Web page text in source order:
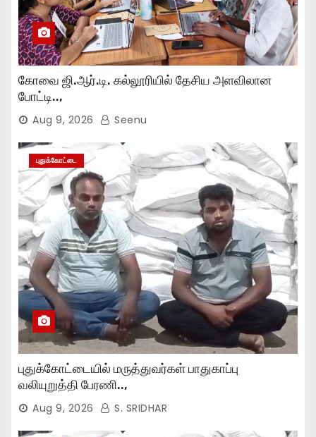
கோவை ஜி.ஆர்.டி. கல்லூரியில் தேசிய அளவிலான
போட்டி..,
Aug 9, 2026 Seenu
புதுக்கோட்டை
புதுக்கோட்டையில் மருத்துவர்கள் பாதுகாப்பு
வலியுறுத்தி பேரணி..,
Aug 9, 2026 S. SRIDHAR